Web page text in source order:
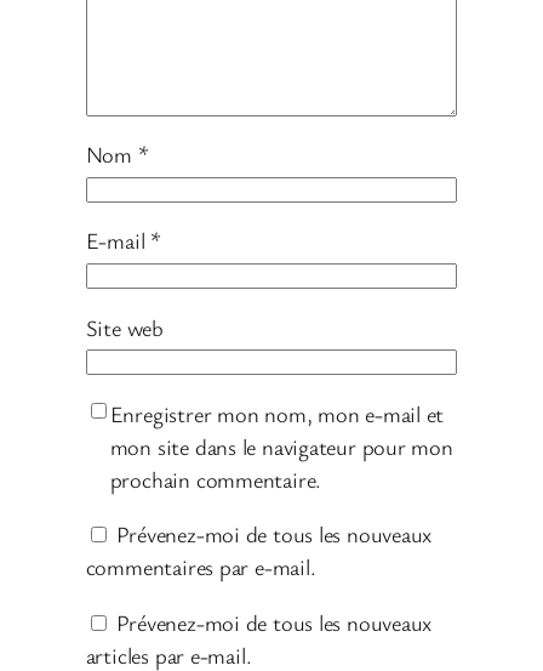
Nom *
E-mail *
Site web
Enregistrer mon nom, mon e-mail et
mon site dans le navigateur pour mon
prochain commentaire.
Prévenez-moi de tous les nouveaux
commentaires par e-mail.
Prévenez-moi de tous les nouveaux
articles par e-mail.